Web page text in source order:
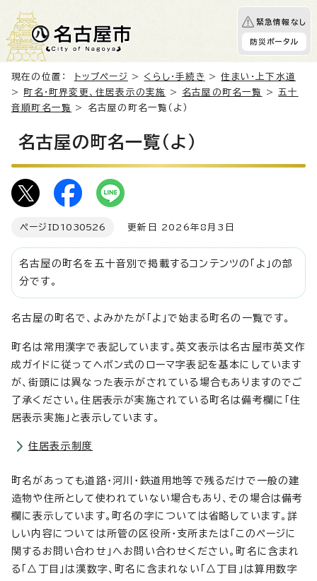
緊急情報なし
防災ポータル
現在の位置： トップページ > くらし・手続き >住まい・上下水道
>
町名・町界変更、住居表示の実施 > 名古屋の町名一覧 > 五十
音順町名一覧
> 名古屋の町名一覧（よ）
名古屋の町名一覧（よ）
ページID 1030526 更新日 2026年8月3日
名古屋の町名を五十音別で掲載するコンテンツの「よ」の部
分です。
名古屋の町名で、よみかたが「よ」で始まる町名の一覧です。
町名は常用漢字で表記しています。英文表示は名古屋市英文作
成ガイドに従ってヘボン式のローマ字表記を基本にしています
が、街頭には異なった表示がされている場合もありますのでご
了承ください。住居表示が実施されている町名は備考欄に「住
居表示実施」と表示しています。
住居表示制度
町名があっても道路・河川・鉄道用地等で残るだけで一般の建
造物や住所として使われていない場合もあり、その場合は備考
欄に表示しています。町名の字については省略しています。詳
しい内容については所管の区役所・支所または「このページに
関するお問い合わせ」へお問い合わせください。町名に含まれ
る「△丁目」は漢数字、町名に含まれない「△丁目」は算用数字